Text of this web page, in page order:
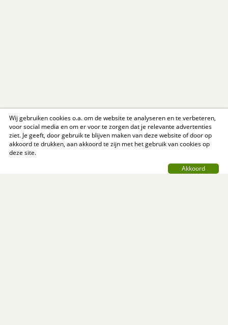
Wij gebruiken cookies o.a. om de website te analyseren en te verbeteren,
voor social media en om er voor te zorgen dat je relevante advertenties
ziet. Je geeft, door gebruik te blijven maken van deze website of door op
akkoord te drukken, aan akkoord te zijn met het gebruik van cookies op
deze site.
Akkoord